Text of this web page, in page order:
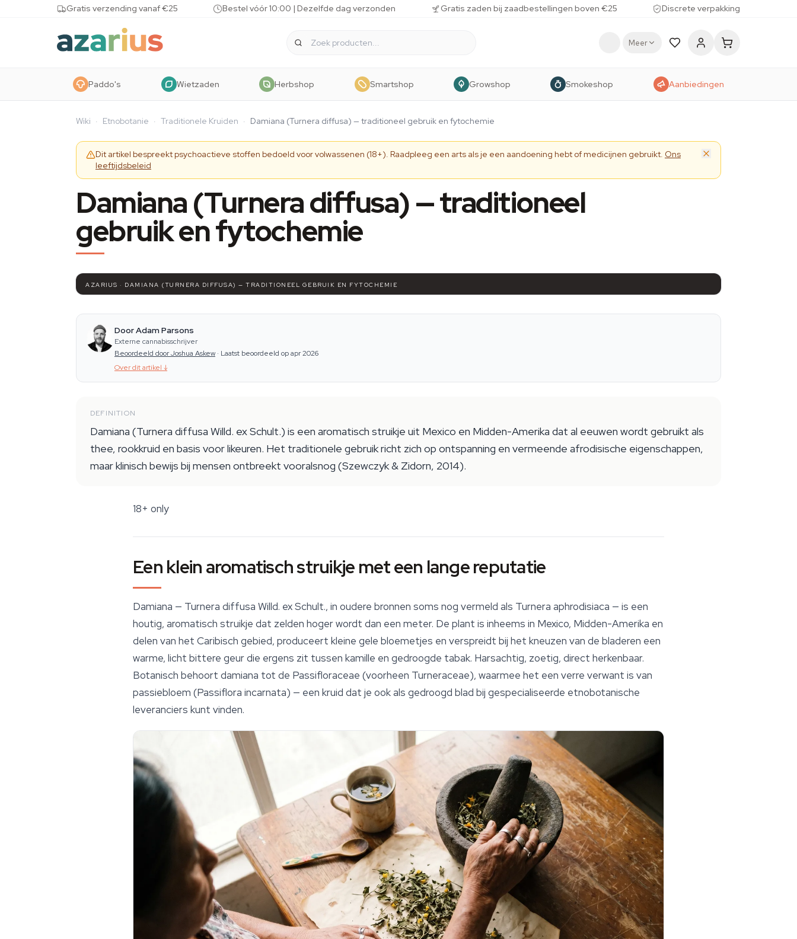
Skip to content Gratis verzending vanaf €25 Bestel vóór 10:00 | Dezelfde dag verzonden Gratis zaden bij zaadbestellingen boven €25 Discrete verpakking
Meer
Paddo's Wietzaden Herbshop Smartshop Growshop Smokeshop Aanbiedingen
Wiki · Etnobotanie · Traditionele Kruiden · Damiana (Turnera diffusa) — traditioneel gebruik en fytochemie
Dit artikel bespreekt psychoactieve stoffen bedoeld voor volwassenen (18+). Raadpleeg een arts als je een aandoening hebt of medicijnen gebruikt. Ons
leeftijdsbeleid
Damiana (Turnera diffusa) — traditioneel
gebruik en fytochemie
AZARIUS · DAMIANA (TURNERA DIFFUSA) — TRADITIONEEL GEBRUIK EN FYTOCHEMIE
Door Adam Parsons
Externe cannabisschrijver
Beoordeeld door Joshua Askew · Laatst beoordeeld op apr 2026
Over dit artikel ↓
DEFINITION
Damiana (Turnera diffusa Willd. ex Schult.) is een aromatisch struikje uit Mexico en Midden-Amerika dat al eeuwen wordt gebruikt als
thee, rookkruid en basis voor likeuren. Het traditionele gebruik richt zich op ontspanning en vermeende afrodisische eigenschappen,
maar klinisch bewijs bij mensen ontbreekt vooralsnog (Szewczyk & Zidorn, 2014).
18+ only
Een klein aromatisch struikje met een lange reputatie
Damiana — Turnera diffusa Willd. ex Schult., in oudere bronnen soms nog vermeld als Turnera aphrodisiaca — is een
houtig, aromatisch struikje dat zelden hoger wordt dan een meter. De plant is inheems in Mexico, Midden-Amerika en
delen van het Caribisch gebied, produceert kleine gele bloemetjes en verspreidt bij het kneuzen van de bladeren een
warme, licht bittere geur die ergens zit tussen kamille en gedroogde tabak. Harsachtig, zoetig, direct herkenbaar.
Botanisch behoort damiana tot de Passifloraceae (voorheen Turneraceae), waarmee het een verre verwant is van
passiebloem (Passiflora incarnata) — een kruid dat je ook als gedroogd blad bij gespecialiseerde etnobotanische
leveranciers kunt vinden.